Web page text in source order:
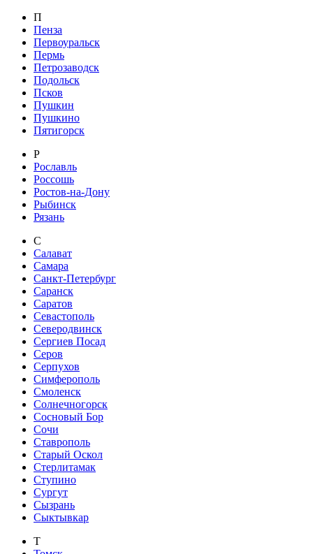
П
Пенза
Первоуральск
Пермь
Петрозаводск
Подольск
Псков
Пушкин
Пушкино
Пятигорск
Р
Рославль
Россошь
Ростов-на-Дону
Рыбинск
Рязань
С
Салават
Самара
Санкт-Петербург
Саранск
Саратов
Севастополь
Северодвинск
Сергиев Посад
Серов
Серпухов
Симферополь
Смоленск
Солнечногорск
Сосновый Бор
Сочи
Ставрополь
Старый Оскол
Стерлитамак
Ступино
Сургут
Сызрань
Сыктывкар
Т